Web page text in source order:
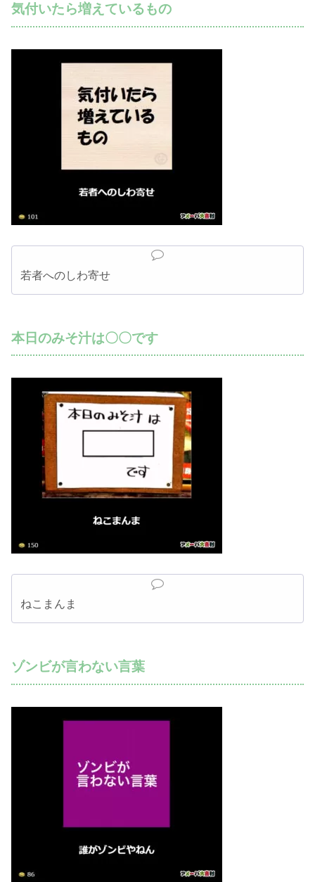
気付いたら増えているもの
若者へのしわ寄せ
本日のみそ汁は〇〇です
ねこまんま
ゾンビが言わない言葉